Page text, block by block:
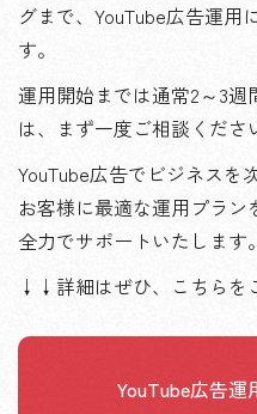
グまで、YouTube広告運用
す。
運用開始までは通常2～3
は、まず一度ご相談くださ
YouTube広告でビジネスを
お客様に最適な運用プラ
全力でサポートいたします。
↓↓詳細はぜひ、こちら
YouTube広告運